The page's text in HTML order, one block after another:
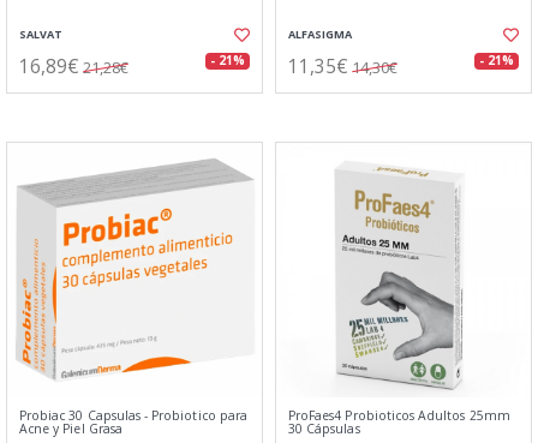
SALVAT
16,89€ 21,28€ - 21%
ALFASIGMA
11,35€ 14,30€ - 21%
Probiac 30 Capsulas - Probiotico para
Acne y Piel Grasa
ProFaes4 Probioticos Adultos 25mm
30 Cápsulas